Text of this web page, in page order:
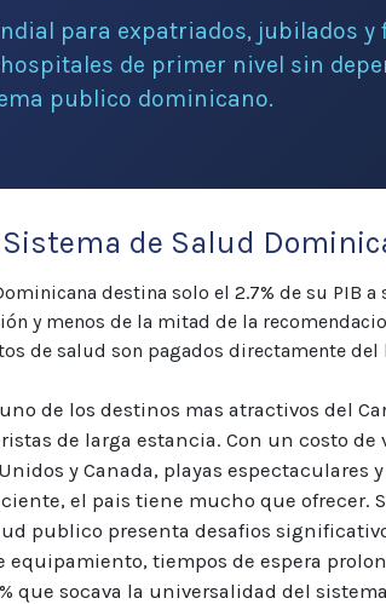
para expatriados, jubilados y
hospitales de primer nivel sin
publico dominicano.
de Salud
destina solo el 2.7% de su PIB
y menos de la mitad de la
de salud son pagados directamente
de los destinos mas atractivos del
de larga estancia. Con un costo de
y Canada, playas espectaculares
el pais tiene mucho que ofrecer.
publico presenta desafios
equipamiento, tiempos de espera
que socava la universalidad del